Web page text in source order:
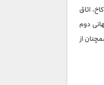
اتاق
دوم
اصلی همچنان از